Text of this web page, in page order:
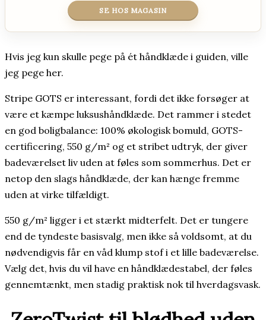
SE HOS MAGASIN
Hvis jeg kun skulle pege på ét håndklæde i guiden, ville
jeg pege her.
Stripe GOTS er interessant, fordi det ikke forsøger at
være et kæmpe luksushåndklæde. Det rammer i stedet
en god boligbalance: 100% økologisk bomuld, GOTS-
certificering, 550 g/m² og et stribet udtryk, der giver
badeværelset liv uden at føles som sommerhus. Det er
netop den slags håndklæde, der kan hænge fremme
uden at virke tilfældigt.
550 g/m² ligger i et stærkt midterfelt. Det er tungere
end de tyndeste basisvalg, men ikke så voldsomt, at du
nødvendigvis får en våd klump stof i et lille badeværelse.
Vælg det, hvis du vil have en håndklædestabel, der føles
gennemtænkt, men stadig praktisk nok til hverdagsvask.